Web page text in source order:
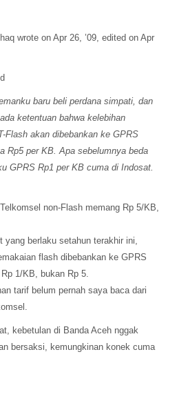
wrote on Apr 26, ’09, edited on Apr
baru beli perdana simpati, dan
ketentuan bahwa kelebihan
Flash akan dibebankan ke GPRS
Rp5 per KB. Apa sebelumnya beda
GPRS Rp1 per KB cuma di Indosat.
non-Flash memang Rp 5/KB,
yang berlaku setahun terakhir ini,
flash dibebankan ke GPRS
1/KB, bukan Rp 5.
tarif belum pernah saya baca dari
kebetulan di Banda Aceh nggak
bersaksi, kemungkinan konek cuma